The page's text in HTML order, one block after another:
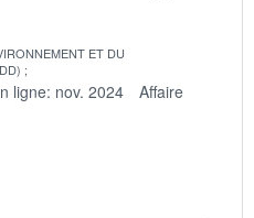
ET DU
ligne: nov. 2024
Affaire